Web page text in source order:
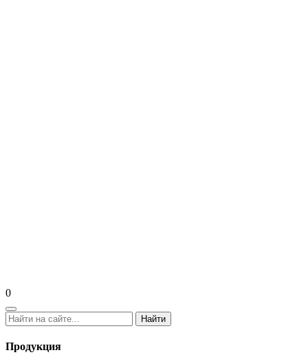
0
Найти
Продукция